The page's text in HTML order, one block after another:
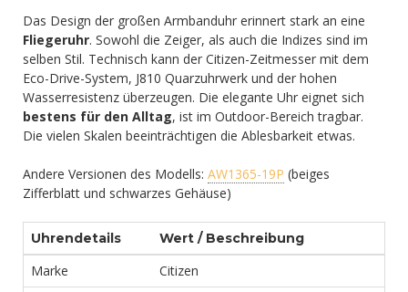
Das Design der großen Armbanduhr erinnert stark an eine
Fliegeruhr. Sowohl die Zeiger, als auch die Indizes sind im
selben Stil. Technisch kann der Citizen-Zeitmesser mit dem
Eco-Drive-System, J810 Quarzuhrwerk und der hohen
Wasserresistenz überzeugen. Die elegante Uhr eignet sich
bestens für den Alltag, ist im Outdoor-Bereich tragbar.
Die vielen Skalen beeinträchtigen die Ablesbarkeit etwas.
Andere Versionen des Modells: AW1365-19P (beiges
Zifferblatt und schwarzes Gehäuse)
Uhrendetails Wert / Beschreibung
Marke
Citizen